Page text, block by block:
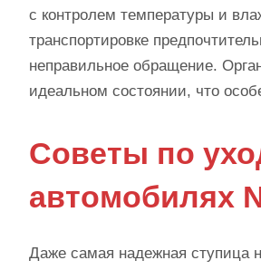
с контролем температуры и
транспортировке
неправильное обращение.
идеальном состоянии, что
Советы по
автомобилях
Даже самая надежная ступица